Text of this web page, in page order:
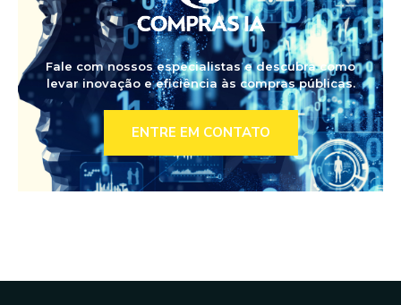
Fale com nossos especialistas e descubra como
levar inovação e eficiência às compras públicas.
ENTRE EM CONTATO